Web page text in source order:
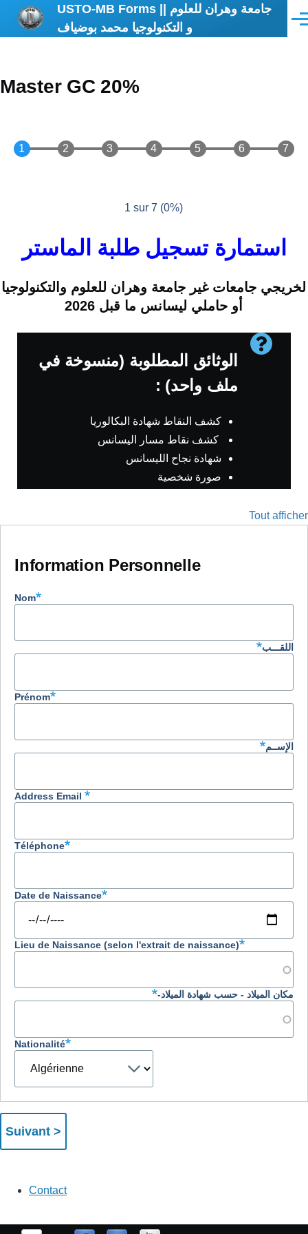
Aller au contenu principal
USTO-MB Forms || جامعة وهران للعلوم
و التكنولوجيا محمد بوضياف
Master GC 20%
1 sur 7 (0%)
استمارة تسجيل طلبة الماستر
لخريجي جامعات غير جامعة وهران للعلوم والتكنولوجيا
أو حاملي ليسانس ما قبل 2026
Message
d'information
الوثائق المطلوبة (منسوخة في
ملف واحد) :
كشف النقاط شهادة البكالوريا
كشف نقاط مسار اليسانس
شهادة نجاح الليسانس
صورة شخصية
Tout afficher
Information Personnelle
Nom
اللقـــب
Prénom
الإســم
Address Email
Téléphone
Date de Naissance
Lieu de Naissance (selon l'extrait de naissance)
مكان الميلاد - حسب شهادة الميلاد-
Nationalité
contact
Contact